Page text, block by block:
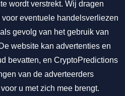
wordt verstrekt. Wij dragen
eventuele handelsverliezen
gevolg van het gebruik van
website kan advertenties en
bevatten, en CryptoPredictions
van de adverteerders
u met zich mee brengt.